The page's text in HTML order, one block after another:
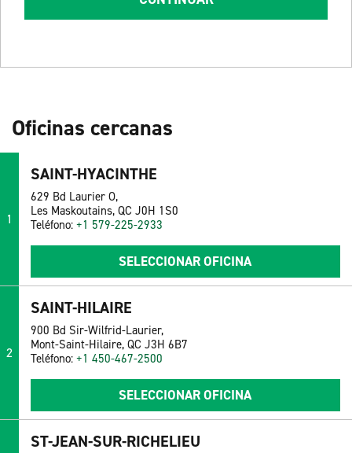
Oficinas cercanas
1
SAINT-HYACINTHE
629 Bd Laurier O,
Les Maskoutains, QC J0H 1S0
Teléfono: +1 579-225-2933
SELECCIONAR OFICINA
2
SAINT-HILAIRE
900 Bd Sir-Wilfrid-Laurier,
Mont-Saint-Hilaire, QC J3H 6B7
Teléfono: +1 450-467-2500
SELECCIONAR OFICINA
ST-JEAN-SUR-RICHELIEU